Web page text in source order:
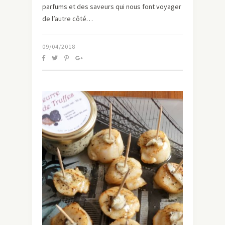
parfums et des saveurs qui nous font voyager
de l’autre côté…
09/04/2018